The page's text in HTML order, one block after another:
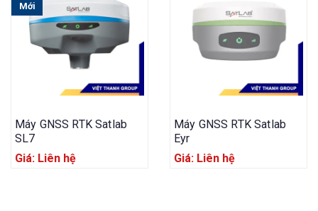
Mới
Máy GNSS RTK Satlab
SL7
Giá: Liên hệ
Máy GNSS RTK Satlab
Eyr
Giá: Liên hệ